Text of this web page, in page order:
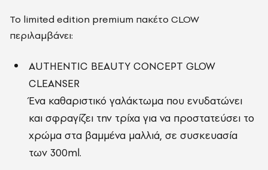
Το limited edition premium πακέτο CLOW
περιλαμβάνει:
AUTHENTIC BEAUTY CONCEPT GLOW
CLEANSER
Ένα καθαριστικό γαλάκτωμα που ενυδατώνει
και σφραγίζει την τρίχα για να προστατεύσει το
χρώμα στα βαμμένα μαλλιά, σε συσκευασία
των 300ml.